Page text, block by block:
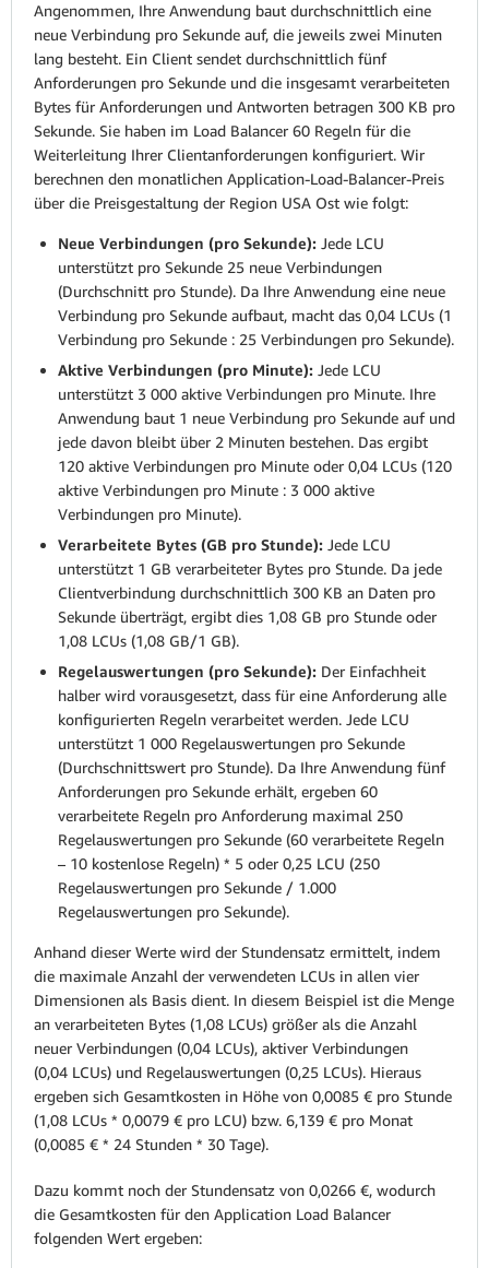
Angenommen, Ihre Anwendung baut durchschnittlich eine
neue Verbindung pro Sekunde auf, die jeweils zwei Minuten
lang besteht. Ein Client sendet durchschnittlich fünf
Anforderungen pro Sekunde und die insgesamt verarbeiteten
Bytes für Anforderungen und Antworten betragen 300 KB pro
Sekunde. Sie haben im Load Balancer 60 Regeln für die
Weiterleitung Ihrer Clientanforderungen konfiguriert. Wir
berechnen den monatlichen Application-Load-Balancer-Preis
über die Preisgestaltung der Region USA Ost wie folgt:
Neue Verbindungen (pro Sekunde): Jede LCU
unterstützt pro Sekunde 25 neue Verbindungen
(Durchschnitt pro Stunde). Da Ihre Anwendung eine neue
Verbindung pro Sekunde aufbaut, macht das 0,04 LCUs (1
Verbindung pro Sekunde : 25 Verbindungen pro Sekunde).
Aktive Verbindungen (pro Minute): Jede LCU
unterstützt 3 000 aktive Verbindungen pro Minute. Ihre
Anwendung baut 1 neue Verbindung pro Sekunde auf und
jede davon bleibt über 2 Minuten bestehen. Das ergibt
120 aktive Verbindungen pro Minute oder 0,04 LCUs (120
aktive Verbindungen pro Minute : 3 000 aktive
Verbindungen pro Minute).
Verarbeitete Bytes (GB pro Stunde): Jede LCU
unterstützt 1 GB verarbeiteter Bytes pro Stunde. Da jede
Clientverbindung durchschnittlich 300 KB an Daten pro
Sekunde überträgt, ergibt dies 1,08 GB pro Stunde oder
1,08 LCUs (1,08 GB/1 GB).
Regelauswertungen (pro Sekunde): Der Einfachheit
halber wird vorausgesetzt, dass für eine Anforderung alle
konfigurierten Regeln verarbeitet werden. Jede LCU
unterstützt 1 000 Regelauswertungen pro Sekunde
(Durchschnittswert pro Stunde). Da Ihre Anwendung fünf
Anforderungen pro Sekunde erhält, ergeben 60
verarbeitete Regeln pro Anforderung maximal 250
Regelauswertungen pro Sekunde (60 verarbeitete Regeln
– 10 kostenlose Regeln) * 5 oder 0,25 LCU (250
Regelauswertungen pro Sekunde / 1.000
Regelauswertungen pro Sekunde).
Anhand dieser Werte wird der Stundensatz ermittelt, indem
die maximale Anzahl der verwendeten LCUs in allen vier
Dimensionen als Basis dient. In diesem Beispiel ist die Menge
an verarbeiteten Bytes (1,08 LCUs) größer als die Anzahl
neuer Verbindungen (0,04 LCUs), aktiver Verbindungen
(0,04 LCUs) und Regelauswertungen (0,25 LCUs). Hieraus
ergeben sich Gesamtkosten in Höhe von 0,0085 € pro Stunde
(1,08 LCUs * 0,0079 € pro LCU) bzw. 6,139 € pro Monat
(0,0085 € * 24 Stunden * 30 Tage).
Dazu kommt noch der Stundensatz von 0,0266 €, wodurch
die Gesamtkosten für den Application Load Balancer
folgenden Wert ergeben: